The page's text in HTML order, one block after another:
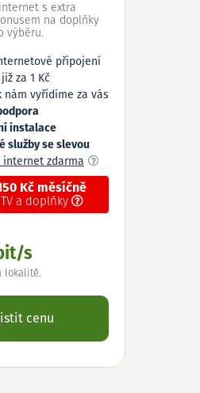
s extra
na doplňky
výběru.
připojení
za 1 Kč
nám vyřídíme za vás
instalace
služby se slevou
internet zdarma
Kč měsíčně
TV a doplňky
s
lokalitě.
cenu